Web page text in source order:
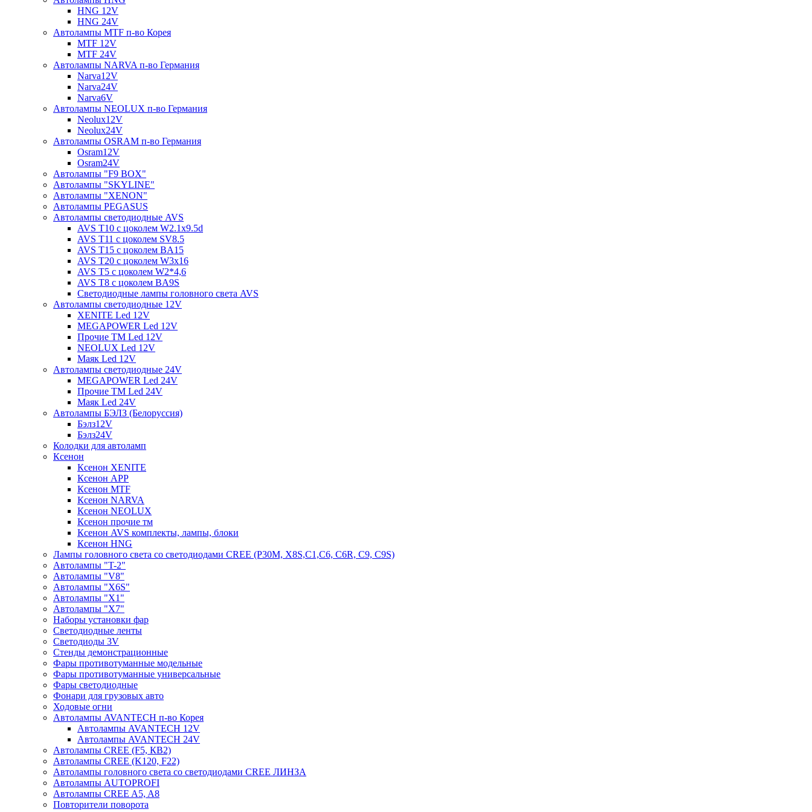
HNG 12V
HNG 24V
Автолампы MTF п-во Корея
MTF 12V
MTF 24V
Автолампы NARVA п-во Германия
Narva12V
Narva24V
Narva6V
Автолампы NEOLUX п-во Германия
Neolux12V
Neolux24V
Автолампы OSRAM п-во Германия
Osram12V
Osram24V
Автолампы "F9 BOX"
Автолампы "SKYLINE"
Автолампы "XENON"
Автолампы PEGASUS
Автолампы светодиодные AVS
AVS T10 с цоколем W2.1x9.5d
AVS T11 с цоколем SV8.5
AVS T15 с цоколем BA15
AVS T20 с цоколем W3x16
AVS T5 с цоколем W2*4,6
AVS T8 с цоколем BA9S
Светодиодные лампы головного света AVS
Автолампы светодиодные 12V
XENITE Led 12V
MEGAPOWER Led 12V
Прочие ТМ Led 12V
NEOLUX Led 12V
Маяк Led 12V
Автолампы светодиодные 24V
MEGAPOWER Led 24V
Прочие ТМ Led 24V
Маяк Led 24V
Автолампы БЭЛЗ (Белоруссия)
Бэлз12V
Бэлз24V
Колодки для автоламп
Ксенон
Ксенон XENITE
Ксенон APP
Ксенон MTF
Ксенон NARVA
Ксенон NEOLUX
Ксенон прочие тм
Ксенон AVS комплекты, лампы, блоки
Ксенон HNG
Лампы головного света со светодиодами CREE (P30M, X8S,С1,С6, С6R, С9, С9S)
Автолампы "T-2"
Автолампы "V8"
Автолампы "X6S"
Автолампы "Х1"
Автолампы "Х7"
Наборы установки фар
Светодиодные ленты
Светодиоды 3V
Стенды демонстрационные
Фары противотуманные модельные
Фары противотуманные универсальные
Фары светодиодные
Фонари для грузовых авто
Ходовые огни
Автолампы AVANTECH п-во Корея
Автолампы AVANTECH 12V
Автолампы AVANTECH 24V
Автолампы CREE (F5, КВ2)
Автолампы CREE (K120, F22)
Автолампы головного света со светодиодами CREE ЛИНЗА
Автолампы AUTOPROFI
Автолампы CREE A5, A8
Повторители поворота